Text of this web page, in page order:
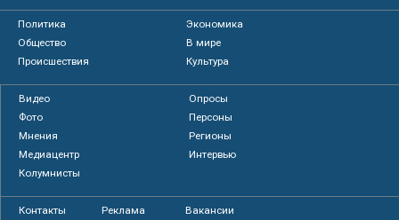
Политика
Экономика
Общество
В мире
Происшествия
Культура
Видео
Опросы
Фото
Персоны
Мнения
Регионы
Медиацентр
Интервью
Колумнисты
Контакты Реклама Вакансии